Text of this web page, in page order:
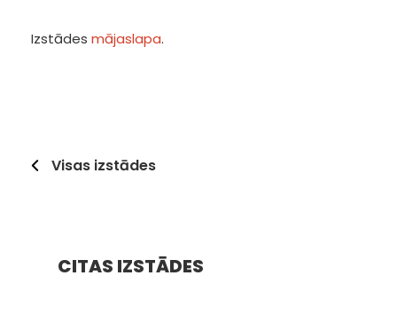
Izstādes mājaslapa.
Visas izstādes
CITAS IZSTĀDES